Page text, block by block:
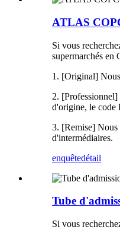
ATLAS
Si vous
supermarchés en
1. [Original]
2. [Professionnel]
d'origine, le code
3. [Remise] Nous
d'intermédiaires.
enquêtedétail
Tube
Si vous